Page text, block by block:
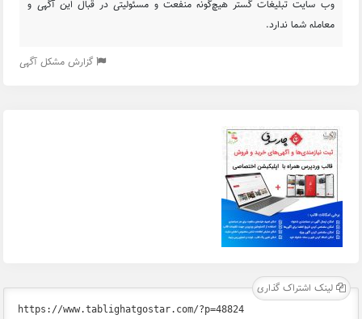
تبلیغات گستر هیچ‌گونه منفعت و مسئولیتی در قبال این آگهی و
ندارد.
گزارش مشکل آگهی
گذاری